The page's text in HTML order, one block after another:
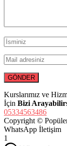
Kurslarımız ve
İçin Bizi
05334563486
Copyright ©
WhatsApp İletişim
1